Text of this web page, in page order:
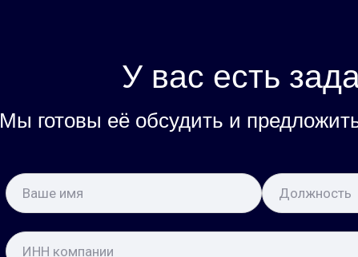
У вас есть
Мы готовы её обсудить и